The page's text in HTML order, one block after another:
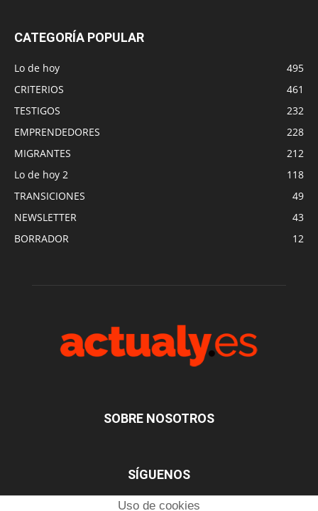
CATEGORÍA POPULAR
Lo de hoy
495
CRITERIOS
461
TESTIGOS
232
EMPRENDEDORES
228
MIGRANTES
212
Lo de hoy 2
118
TRANSICIONES
49
NEWSLETTER
43
BORRADOR
12
SOBRE NOSOTROS
SÍGUENOS
Uso de cookies